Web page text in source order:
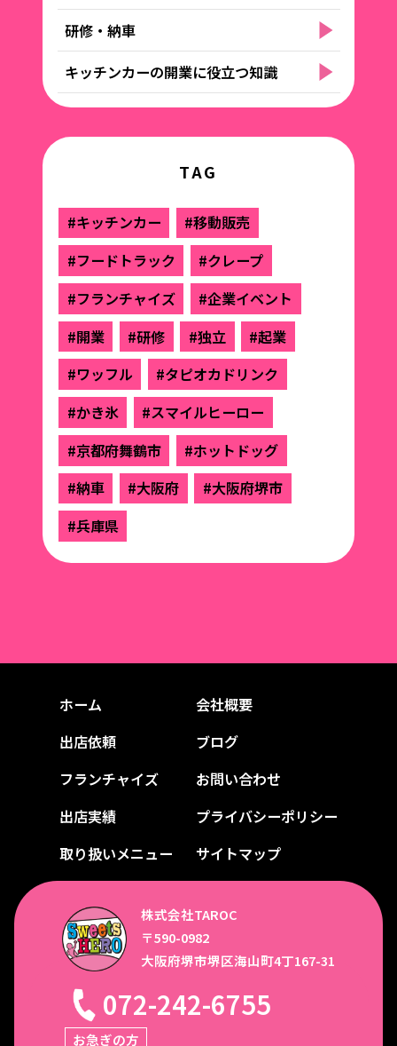
研修・納車
キッチンカーの開業に役立つ知識
TAG
#キッチンカー
#移動販売
#フードトラック
#クレープ
#フランチャイズ
#企業イベント
#開業
#研修 #独立
#起業
#ワッフル
#タピオカドリンク
#かき氷
#スマイルヒーロー
#京都府舞鶴市
#ホットドッグ
#納車
#大阪府
#大阪府堺市
#兵庫県
ホーム
出店依頼
フランチャイズ
出店実績
取り扱いメニュー
会社概要
ブログ
お問い合わせ
プライバシーポリシー
サイトマップ
株式会社TAROC
〒590-0982
大阪府堺市堺区海山町4丁167-31
072-242-6755
お急ぎの方